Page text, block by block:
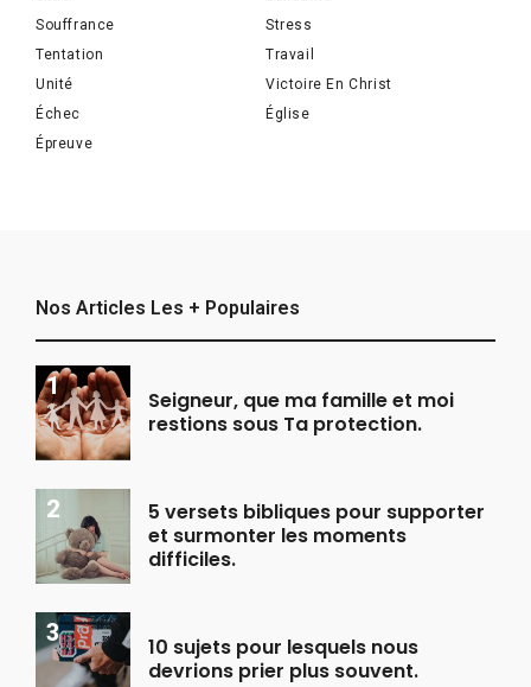
Souffrance
Stress
Tentation
Travail
Unité
Victoire En Christ
Échec
Église
Épreuve
Nos Articles Les + Populaires
Seigneur, que ma famille et moi
restions sous Ta protection.
5 versets bibliques pour supporter
et surmonter les moments
difficiles.
10 sujets pour lesquels nous
devrions prier plus souvent.